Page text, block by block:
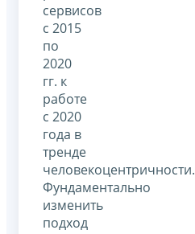
сервисов
с 2015
по
2020
гг. к
работе
с 2020
года в
тренде
человекоцентричности.
Фундаментально
изменить
подход